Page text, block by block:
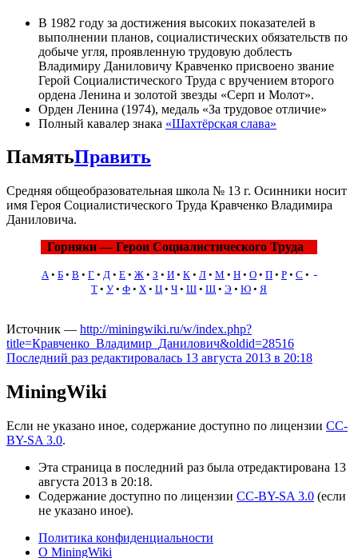
В 1982 году за достижения высоких показателей в
выполнении планов, социалистических обязательств по
добыче угля, проявленную трудовую доблесть
Владимиру Даниловичу Кравченко присвоено звание
Герой Социалистического Труда с вручением второго
ордена Ленина и золотой звезды «Серп и Молот».
Орден Ленина (1974), медаль «За трудовое отличие»
Полный кавалер знака «Шахтёрская слава»
ПамятьПравить
Средняя общеобразовательная школа № 13 г. Осинники носит
имя Героя Социалистического Труда Кравченко Владимира
Даниловича.
Горняки — Герои Социалистического Труда
А • Б • В • Г • Д • Е • Ж • З • И • К • Л • М • Н • О • П • Р • С •
Т • У • Ф • Х • Ц • Ч • Ш • Щ • Э • Ю • Я
Источник — http://miningwiki.ru/w/index.php?
title=Кравченко_Владимир_Данилович&oldid=28516
Последний раз редактировалась 13 августа 2013 в 20:18
MiningWiki
Если не указано иное, содержание доступно по лицензии CC-
BY-SA 3.0.
Эта страница в последний раз была отредактирована 13
августа 2013 в 20:18.
Содержание доступно по лицензии CC-BY-SA 3.0 (если
не указано иное).
Политика конфиденциальности
О MiningWiki